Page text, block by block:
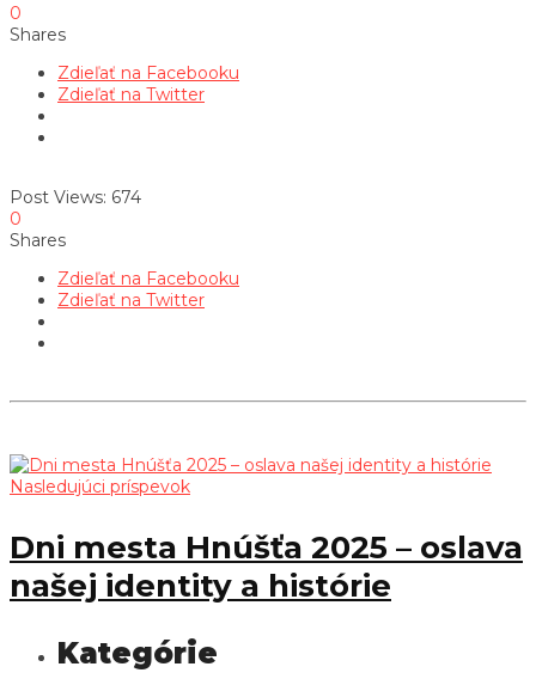
0
Shares
Zdieľať na Facebooku
Zdieľať na Twitter
Post Views: 674
0
Shares
Zdieľať na Facebooku
Zdieľať na Twitter
Nasledujúci príspevok
Dni mesta Hnúšťa 2025 – oslava
našej identity a histórie